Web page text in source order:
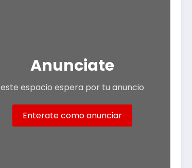
Anunciate
este espacio espera por tu anuncio
Enterate como anunciar